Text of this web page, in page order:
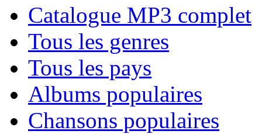
Catalogue MP3 complet
Tous les genres
Tous les pays
Albums populaires
Chansons populaires